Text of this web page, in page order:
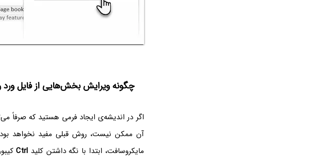
چگونه ویرایش بخش‌هایی از فایل ورد
اگر در اندیشه‌ی ایجاد فرمی هستید که صرفاً
آن ممکن نیست، روش قبلی مفید نخواهد
مایکروسافت، ابتدا با نگه داشتن کلید Ctrl